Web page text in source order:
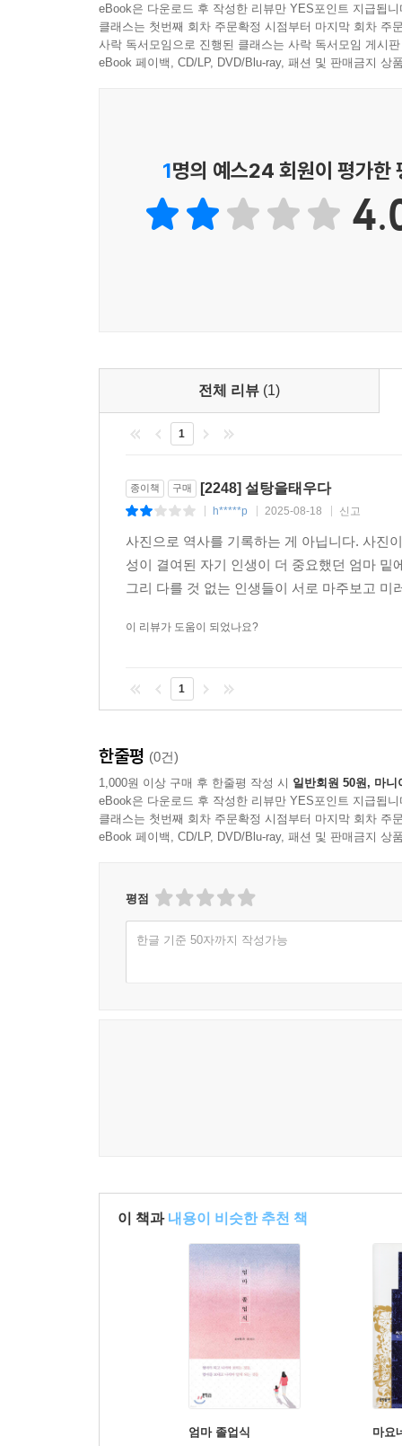
이제 안타라는 자신의 가정을 꾸리고 화가로도
삶에서도 지독했던 과거로부터 자유롭지 못하다
엄마를 죽을 만큼 사랑한다. 그리고 그 모든 지난
엄마와 딸, 벗어나기 어려운 그 복잡한 애증관계
“내가 엄마의 불행에서 기쁨을 느낀 적이 없다고
단정할 수 없음을 암시한다. 끊임없이 엄마를 원
기억이며, 병의 증상으로만 여겼던 엄마의 기이
것이다.
안타라에게 “나는 네가 내 인생을 망칠 줄 알았
해치는 상상에 빠진다. 여성이 스스로를 지우
복제되는 것처럼, 안타라가 진행중인 프로젝트
가운데 안타라는 파괴적인 관계의 반복을 두려워
카타르시스를 안긴다. 그리고 불편하지만 분명히
위안을 주고, 편안한 이를 불안하게 만드는 것.”(〈
추천의 말
안기는, 기억에 각인될 통렬한 소설이다. _2020 부
애브니 도시는 그저 재능 있는 작가가 아니라
총알처럼 관통하는 표현들. 중독성 있고 짜릿한
걸음 더 다가가게 할 것이다. _미시간 데일리
소설 속 엄마와 딸은 같은 은하계의 궤도를 돌며
그런 것 아닐까. 불안한 이에게 위안을 주고, 편안
eBook은 다운로드 후 작성한 리뷰만 YES포인트 지급됩니
클래스는 첫번째 회차 주문확정 시점부터 마지막 회차 주
사락 독서모임으로 진행된 클래스는 사락 독서모임 게시
eBook 페이백, CD/LP, DVD/Blu-ray, 패션 및 판매금지 상
1명의 예스24 회원이 평가한
전체 리뷰 (1)
1
종이책 구매 [2248] 설탕을태우다
h*****p 2025-08-18 신고
사진으로 역사를 기록하는 게 아닙니다. 사진
성이 결여된 자기 인생이 더 중요했던 엄마
그리 다를 것 없는 인생들이 서로 마주보고
이 리뷰가 도움이 되었나요?
1
한줄평 (0건)
1,000원 이상 구매 후 한줄평 작성 시 일반회원 50원, 마니
eBook은 다운로드 후 작성한 리뷰만 YES포인트 지급됩니
클래스는 첫번째 회차 주문확정 시점부터 마지막 회차 주
eBook 페이백, CD/LP, DVD/Blu-ray, 패션 및 판매금지 상
평점
한글 기준 50자까지 작성가능
이 책과 내용이 비슷한 추천 책
엄마 졸업식 마요